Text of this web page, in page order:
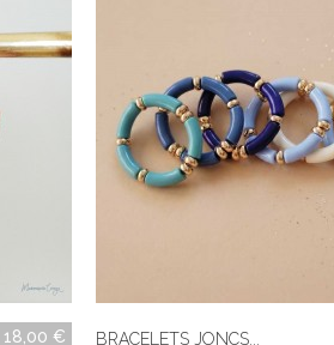
18,00 € BRACELETS JONCS...